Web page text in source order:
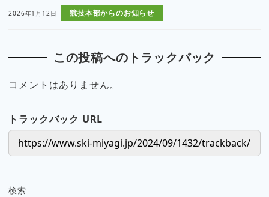
2026年1月12日 競技本部からのお知らせ
この投稿へのトラックバック
コメントはありません。
トラックバック URL
検索